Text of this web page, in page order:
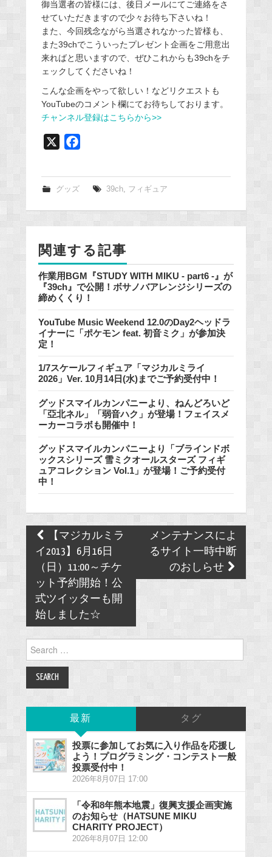
御当選者の皆様には、後日メールにてご連絡をさ
せていただきますので少々お待ち下さいね！
また、今回残念ながら当選されなかった皆様も、
また39chでこういったプレゼント企画をご用意出
来ればと思いますので、ぜひこれからも39chをチ
ェックしてくださいね！
こんな企画をやって欲しい！などリクエストも
YouTubeのコメント欄にてお待ちしております。
チャンネル登録はこちらから>>
k
グッズ 39ch, フィギュア
関連する記事
作業用BGM『STUDY WITH MIKU - part6 -』が
『39ch』で公開！ボサノバアレンジシリーズの
締めくくり！
YouTube Music Weekend 12.0のDay2ヘッドラ
イナーに「ポケモン feat. 初音ミク」が参加決
定！
1/7スケールフィギュア「マジカルミライ
2026」Ver. 10月14日(水)までご予約受付中！
グッドスマイルカンパニーより、ねんどろいど
「亞北ネル」「弱音ハク」が登場！フェイスメ
ーカーコラボも開催中！
グッドスマイルカンパニーより「ブラインドボ
ックスシリーズ 雪ミクオールスターズ フィギ
ュアコレクション Vol.1」が登場！ご予約受付
中！
Post
navigation
【マジカルミラ
イ2013】6月16日
（日）11:00～チケ
ット予約開始！公
式ツイッターも開
始しました☆
メンテナンスによ
るサイト一時中断
のおしらせ
for:
最新 タグ
投票に参加してお気に入り作品を応援し
よう！プログラミング・コンテスト一般
投票受付中！
2026年8月07日 17:00
「令和8年熊本地震」復興支援企画実施
のお知らせ（HATSUNE MIKU
CHARITY PROJECT）
2026年8月07日 12:00